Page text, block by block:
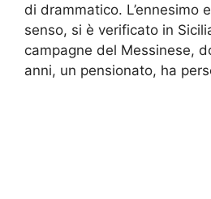
di drammatico. L’ennesimo
senso, si è verificato in
campagne del Messinese,
anni, un pensionato, ha